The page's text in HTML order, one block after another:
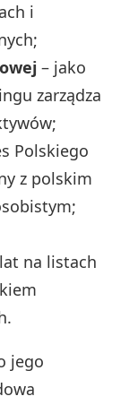
i
– jako
zarządza
Polskiego
z polskim
na listach
jego